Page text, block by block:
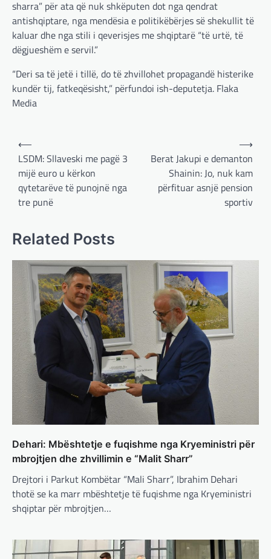
sharra” për ata që nuk shkëputen dot nga qendrat
antishqiptare, nga mendësia e politikëbërjes së shekullit të
kaluar dhe nga stili i qeverisjes me shqiptarë “të urtë, të
dëgjueshëm e servil.”
“Deri sa të jetë i tillë, do të zhvillohet propagandë histerike
kundër tij, fatkeqësisht,” përfundoi ish-deputetja. Flaka
Media
Post
navigation
⟵
LSDM: Sllaveski me pagë 3
mijë euro u kërkon
qytetarëve të punojnë nga
tre punë
Berat Jakupi e demanton
Shainin: Jo, nuk kam
përfituar asnjë pension
sportiv
⟶
Related Posts
Dehari: Mbështetje e fuqishme nga Kryeministri për
mbrojtjen dhe zhvillimin e “Malit Sharr”
Drejtori i Parkut Kombëtar “Mali Sharr”, Ibrahim Dehari
thotë se ka marr mbështetje të fuqishme nga Kryeministri
shqiptar për mbrojtjen…
BOTA
RAJONI,
Gjermani, ekspertët sugjerojnë
400 miliardë euro për mbrojtje
adminadmin March 4, 2025
Gjermania ndodhet aktualisht në kulmin e
përpjekjeve për krijimin e qeverisë dhe koha
nuk pret. CDU/CSU dhe SPD po vazhdojnë…
BOTA,LAJME,MISTER,RAJONI,SPECIALE
Çka ndodhë tash pas
ndërprerjes së ndihmës
ushtarake për Ukrainën nga
Trump
Pas takimit të liderëve evropianë në Londër,
francezët dhe britanikët kanë hartuar një
BOTA,KRONIKË E ZEZË,LAJME,
MË TË FUNDIT
ushtarake, kryeministri i